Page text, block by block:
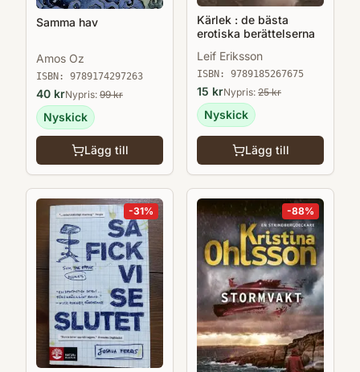
Samma hav
Amos Oz
ISBN: 9789174297263
40 krNypris: 99kr
Nyskick
Lägg till
Kärlek : de bästa
erotiska berättelserna
Leif Eriksson
ISBN: 9789185267675
15 krNypris: 25kr
Nyskick
Lägg till
-31% -88%